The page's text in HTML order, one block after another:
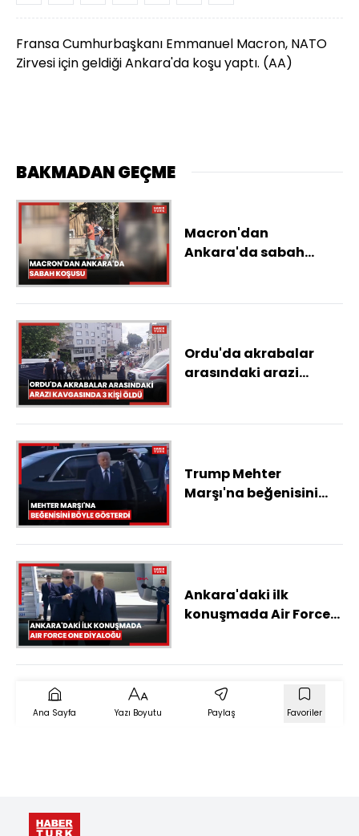
Fransa Cumhurbaşkanı Emmanuel Macron, NATO
Zirvesi için geldiği Ankara'da koşu yaptı. (AA)
BAKMADAN GEÇME
Macron'dan
Ankara'da sabah
Ordu'da akrabalar
arasındaki arazi
Trump Mehter
Marşı'na beğenisini
Ankara'daki ilk
konuşmada Air Force
Ana Sayfa Yazı Boyutu Paylaş Favoriler